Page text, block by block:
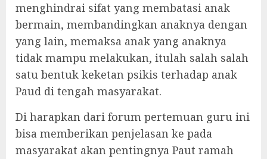
menghindrai sifat yang membatasi anak
bermain, membandingkan anaknya dengan
yang lain, memaksa anak yang anaknya
tidak mampu melakukan, itulah salah salah
satu bentuk keketan psikis terhadap anak
Paud di tengah masyarakat.
Di harapkan dari forum pertemuan guru ini
bisa memberikan penjelasan ke pada
masyarakat akan pentingnya Paut ramah